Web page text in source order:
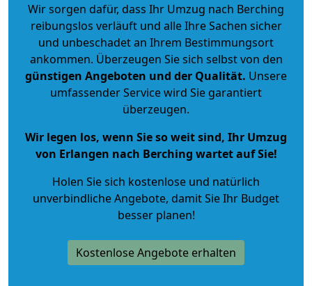
Wir sorgen dafür, dass Ihr Umzug nach Berching
reibungslos verläuft und alle Ihre Sachen sicher
und unbeschadet an Ihrem Bestimmungsort
ankommen. Überzeugen Sie sich selbst von den
günstigen Angeboten und der Qualität. Unsere
umfassender Service wird Sie garantiert
überzeugen.
Wir legen los, wenn Sie so weit sind, Ihr Umzug
von Erlangen nach Berching wartet auf Sie!
Holen Sie sich kostenlose und natürlich
unverbindliche Angebote, damit Sie Ihr Budget
besser planen!
Kostenlose Angebote erhalten